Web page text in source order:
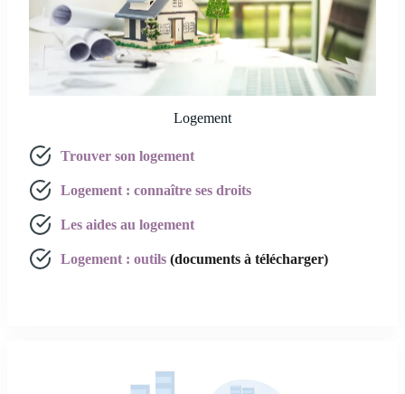
Logement
Trouver son logement
Logement : connaître ses droits
Les aides au logement
Logement : outils (documents à télécharger)